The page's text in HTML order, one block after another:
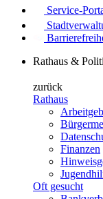
Service-
Rathaus &
zurück
Rathaus
Finanzen
Oft gesucht